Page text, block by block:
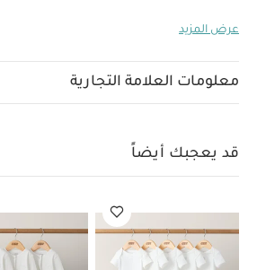
الواحدة المصنوعة من خامات فائقة
وتصميمات مثالية للنوم، وتتميز بتصميم
شهرًا بتصميمات مثالية للحفاظ على
سهل الارتداء بكباسين للإغلاق
صنع
لينعم أطفالكم بالراحة الخامات: 100‏‏‏‏‏‏‏‏‏‏%‏‏ قطن
العناية/الإرشادات:
غسل على درجة حرارة 40
عرض المزيد
معلومات العلامة التجارية
قد يعجبك أيضاً